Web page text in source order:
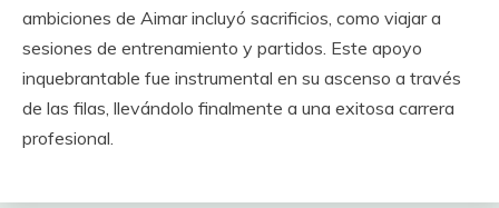
ambiciones de Aimar incluyó sacrificios, como viajar a
sesiones de entrenamiento y partidos. Este apoyo
inquebrantable fue instrumental en su ascenso a través
de las filas, llevándolo finalmente a una exitosa carrera
profesional.